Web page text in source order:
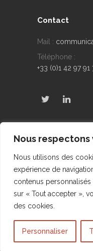
Nous
Nous utilisons des
expérience de
contenus
sur « Tout accepter »,
des cookies.
Personnaliser
Contact
Mail :
Téléphone :
+33 (0)1 42 97 91
Derniers
No public
@2015 FORSIDES -